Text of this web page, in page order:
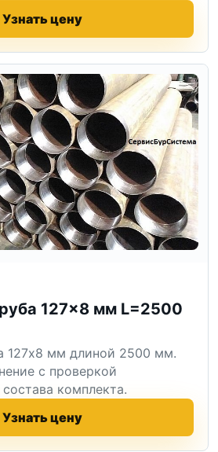
Узнать цену
127×8 мм L=2500
127x8 мм длиной 2500 мм.
с проверкой
комплекта.
Узнать цену